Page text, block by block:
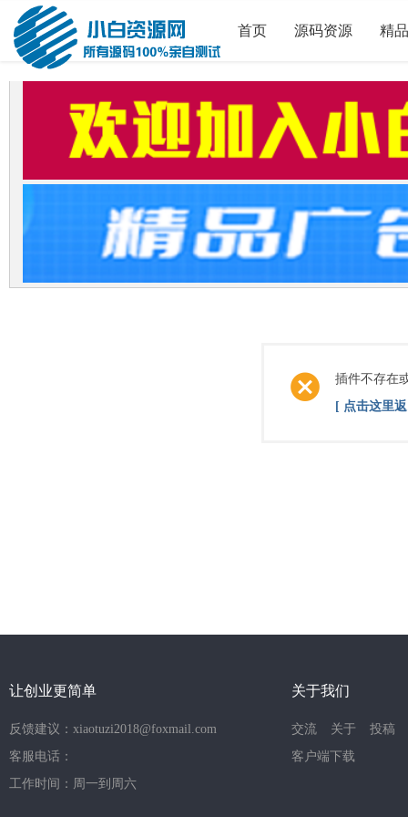
首页 源码资源 精
插件不存在
[ 点击这里
让创业更简单
反馈建议：xiaotuzi2018@foxmail.com
客服电话：
工作时间：周一到周六
关于我们
交流 关于
投稿
客户端下载